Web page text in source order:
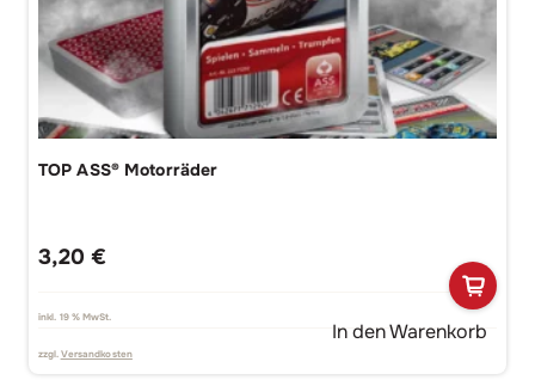
TOP ASS® Motorräder
3,20 €
inkl. 19 % MwSt.
zzgl. Versandkosten
In den Warenkorb